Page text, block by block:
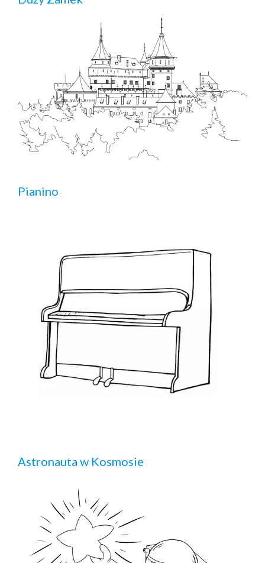
Pianino
Astronauta w Kosmosie